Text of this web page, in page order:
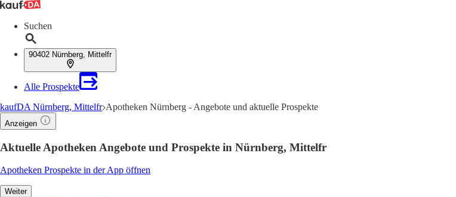
Suchen
90402 Nürnberg, Mittelfr
Alle Prospekte
kaufDA Nürnberg, Mittelfr Apotheken Nürnberg - Angebote und aktuelle Prospekte
Anzeigen
Aktuelle Apotheken Angebote und Prospekte in Nürnberg, Mittelfr
Apotheken Prospekte in der App öffnen
Weiter